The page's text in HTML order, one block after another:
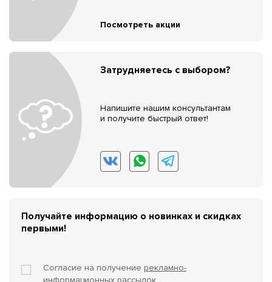
Посмотреть акции
Затрудняетесь с выбором?
Напишите нашим консультантам
и получите быстрый ответ!
Получайте информацию о новинках и скидках
первыми!
Согласие на получение рекламно-